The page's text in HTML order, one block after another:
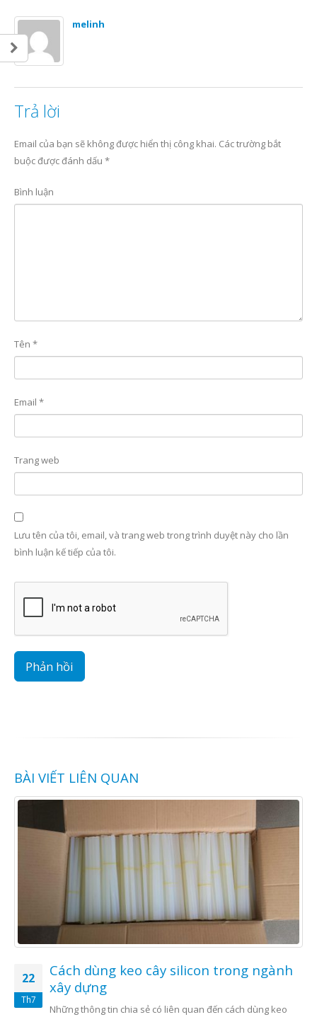
melinh
Trả lời
Email của bạn sẽ không được hiển thị công khai. Các trường bắt
buộc được đánh dấu *
Bình luận
Tên *
Email *
Trang web
Lưu tên của tôi, email, và trang web trong trình duyệt này cho lần
bình luận kế tiếp của tôi.
BÀI VIẾT LIÊN QUAN
22
Th7
Cách dùng keo cây silicon trong ngành
xây dựng
Những thông tin chia sẻ có liên quan đến cách dùng keo